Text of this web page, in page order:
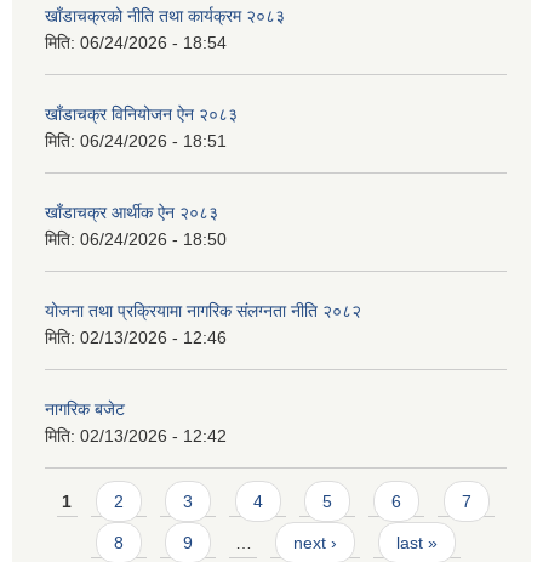
खाँडाचक्रको नीति तथा कार्यक्रम २०८३
मिति: 06/24/2026 - 18:54
खाँडाचक्र विनियोजन ऐन २०८३
मिति: 06/24/2026 - 18:51
खाँडाचक्र आर्थीक ऐन २०८३
मिति: 06/24/2026 - 18:50
योजना तथा प्रक्रियामा नागरिक संलग्नता नीति २०८२
मिति: 02/13/2026 - 12:46
नागरिक बजेट
मिति: 02/13/2026 - 12:42
Pages
1 2 3 4 5 6 7
8 9 … next › last »